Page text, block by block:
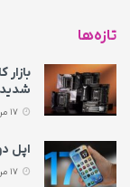
تازه‌ها
شدید
اپل